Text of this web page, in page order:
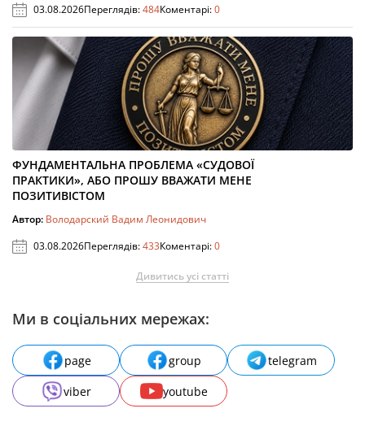
03.08.2026Переглядів:484Коментарі:0
ФУНДАМЕНТАЛЬНА ПРОБЛЕМА «СУДОВОЇ
ПРАКТИКИ», АБО ПРОШУ ВВАЖАТИ МЕНЕ
ПОЗИТИВІСТОМ
Автор: Володарский Вадим Леонидович
03.08.2026Переглядів:433Коментарі:0
Дивитись усі статті
Ми в соціальних мережах:
page group
telegram
viber
youtube